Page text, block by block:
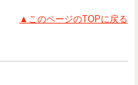
▲このページのTOPに戻る